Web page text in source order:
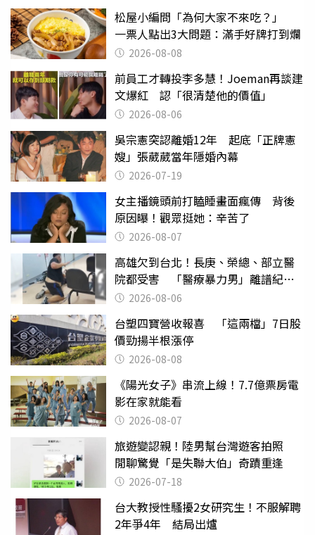
松屋小編問「為何大家不來吃？」
一票人點出3大問題：滿手好牌打到爛
2026-08-08
前員工才轉投李多慧！Joeman再談建
文爆紅 認「很清楚他的價值」
2026-08-06
吳宗憲突認離婚12年 起底「正牌憲
嫂」張葳葳當年隱婚內幕
2026-07-19
女主播鏡頭前打瞌睡畫面瘋傳 背後
原因曝！觀眾挺她：辛苦了
2026-08-07
高雄欠到台北！長庚、榮總、部立醫
院都受害 「醫療暴力男」離譜紀錄
曝光2026-08-06
台塑四寶營收報喜 「這兩檔」7日股
價勁揚半根漲停
2026-08-08
《陽光女子》串流上線！7.7億票房電
影在家就能看
2026-08-07
旅遊變認親！陸男幫台灣遊客拍照
閒聊驚覺「是失聯大伯」奇蹟重逢
2026-07-18
台大教授性騷擾2女研究生！不服解聘
2年爭4年 結局出爐